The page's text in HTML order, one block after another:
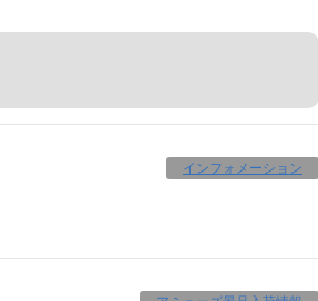
インフォメーション